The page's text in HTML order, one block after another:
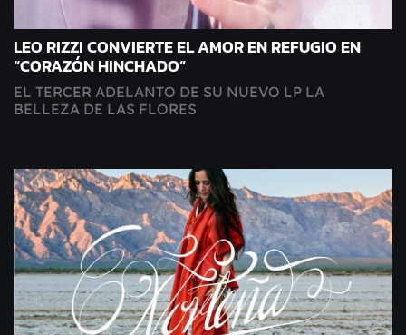
LEO RIZZI CONVIERTE EL AMOR EN REFUGIO EN
“CORAZÓN HINCHADO”
EL TERCER ADELANTO DE SU NUEVO LP LA
BELLEZA DE LAS FLORES